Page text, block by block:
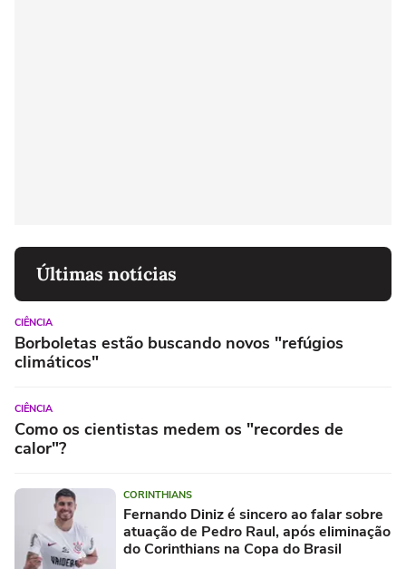
Últimas notícias
CIÊNCIA
Borboletas estão buscando novos "refúgios
climáticos"
CIÊNCIA
Como os cientistas medem os "recordes de
calor"?
CORINTHIANS
Fernando Diniz é sincero ao falar sobre
atuação de Pedro Raul, após eliminação
do Corinthians na Copa do Brasil